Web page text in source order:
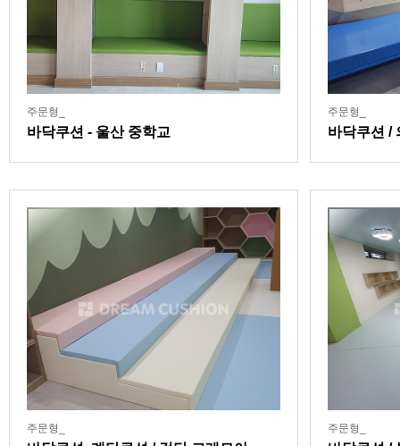
주문형_
바닥쿠션 - 울산 중학교
주문형_
바닥쿠션 /
주문형_ 주문형_